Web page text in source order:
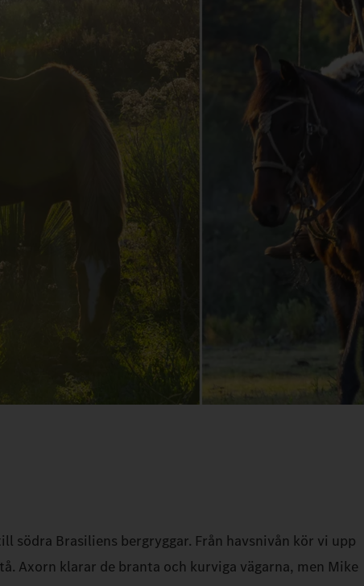
södra Brasiliens bergryggar. Från havsnivån kör vi upp
Axorn klarar de branta och kurviga vägarna, men Mike